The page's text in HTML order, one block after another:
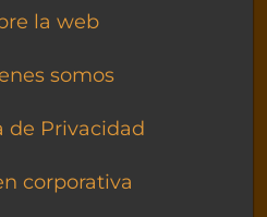
la web
somos
de Privacidad
corporativa